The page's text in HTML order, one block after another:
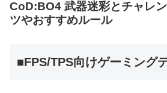
■FPS/TPS向けゲーミング